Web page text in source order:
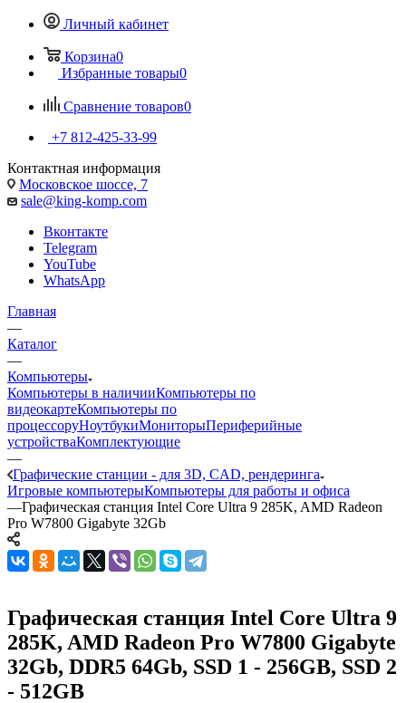
Личный кабинет
Корзина0
Избранные товары0
Сравнение товаров0
+7 812-425-33-99
Контактная информация
Московское шоссе, 7
sale@king-komp.com
Вконтакте
Telegram
YouTube
WhatsApp
Главная
—
Каталог
—
Компьютеры
Компьютеры в наличииКомпьютеры по
видеокартеКомпьютеры по
процессоруНоутбукиМониторыПериферийные
устройстваКомплектующие
—
Графические станции - для 3D, CAD, рендеринга
Игровые компьютерыКомпьютеры для работы и офиса
—Графическая станция Intel Core Ultra 9 285K, AMD Radeon
Pro W7800 Gigabyte 32Gb
Графическая станция Intel Core Ultra 9
285K, AMD Radeon Pro W7800 Gigabyte
32Gb, DDR5 64Gb, SSD 1 - 256GB, SSD 2
- 512GB